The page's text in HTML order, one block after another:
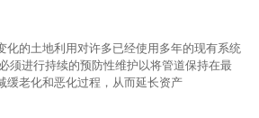
化的土地利用对许多已经使用多年的现有系统
须进行持续的预防性维护以将管道保持在最
缓老化和恶化过程，从而延长资产